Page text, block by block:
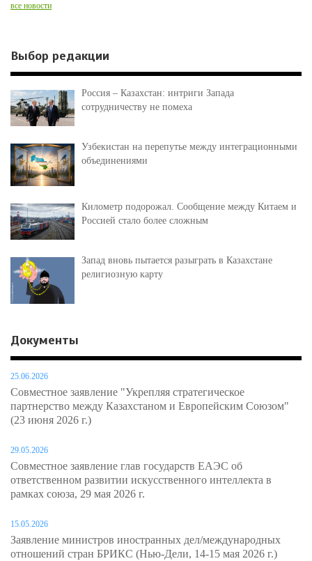
все новости
Выбор редакции
Россия – Казахстан: интриги Запада
сотрудничеству не помеха
Узбекистан на перепутье между интеграционными
объединениями
Километр подорожал. Сообщение между Китаем и
Россией стало более сложным
Запад вновь пытается разыграть в Казахстане
религиозную карту
Документы
25.06.2026
Совместное заявление "Укрепляя стратегическое
партнерство между Казахстаном и Европейским Союзом"
(23 июня 2026 г.)
29.05.2026
Совместное заявление глав государств ЕАЭС об
ответственном развитии искусственного интеллекта в
рамках союза, 29 мая 2026 г.
15.05.2026
Заявление министров иностранных дел/международных
отношений стран БРИКС (Нью-Дели, 14-15 мая 2026 г.)